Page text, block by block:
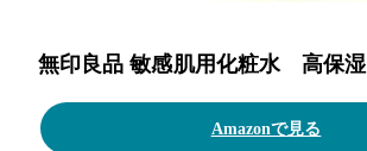
無印良品 敏感肌用化粧水 高保湿
Amazonで見る